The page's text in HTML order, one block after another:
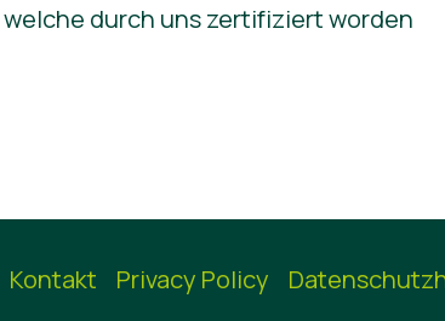
welche durch uns zertifiziert worden
Kontakt Privacy Policy